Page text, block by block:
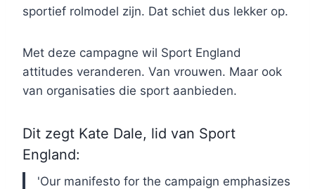
sportief rolmodel zijn. Dat schiet dus lekker op.
Met deze campagne wil Sport England
attitudes veranderen. Van vrouwen. Maar ook
van organisaties die sport aanbieden.
Dit zegt Kate Dale, lid van Sport
England:
'Our manifesto for the campaign emphasizes